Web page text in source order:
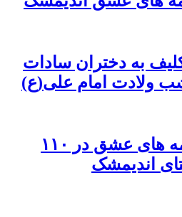
به دختران سادات
شب ولادت امام علی(ع)
ایجاد ۱۱۰ شعبه نغمه های عشق در ۱۱۰
اندیمشک